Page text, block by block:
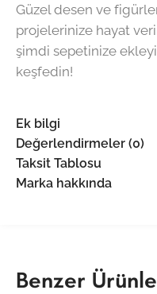
Güzel desen ve
projelerinize hayat
şimdi sepetinize
keşfedin!
Ek bilgi
Değerlendirmeler (0)
Taksit Tablosu
Marka hakkında
Benzer